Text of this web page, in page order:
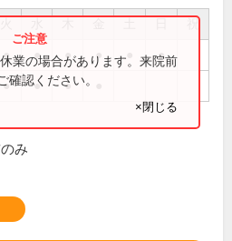
祝
● ● ● ● ●
● ● ●
業の場合があります。来院前
確認ください。
×閉じる
み